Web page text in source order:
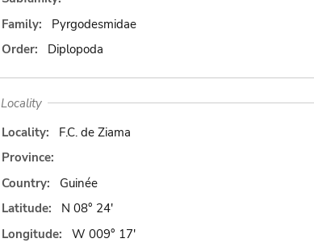
Family:
Pyrgodesmidae
Order:
Diplopoda
Locality
Locality:
F.C. de Ziama
Province:
Country:
Guinée
Latitude:
N 08° 24'
Longitude:
W 009° 17'